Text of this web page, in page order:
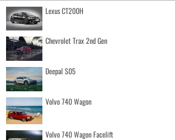
Lexus CT200H
Chevrolet Trax 2nd Gen
Deepal S05
Volvo 740 Wagon
Volvo 740 Wagon Facelift